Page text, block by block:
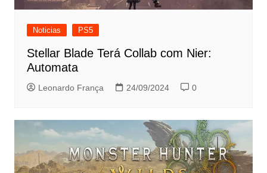
Noticias PS5
Stellar Blade Terá Collab com Nier:
Automata
Leonardo França 24/09/2024 0